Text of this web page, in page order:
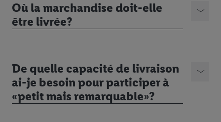
Où la marchandise doit-elle
être livrée?
De quelle capacité de livraison
ai-je besoin pour participer à
«petit mais remarquable»?